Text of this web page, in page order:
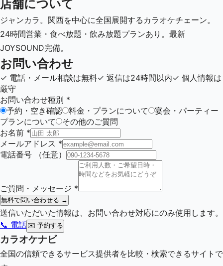
店舗について
ジャンカラ。関西を中心に全国展開するカラオケチェーン。
24時間営業・食べ放題・飲み放題プランあり。最新
JOYSOUND完備。
お問い合わせ
✓ 電話・メール相談は無料✓ 返信は24時間以内✓ 個人情報は
厳守
お問い合わせ種別 *
予約・空き確認
料金・プランについて
宴会・パーティー
プランについて
その他のご質問
お名前 *
メールアドレス *
電話番号
（任意）
ご質問・メッセージ *
無料で問い合わせる →
送信いただいた情報は、お問い合わせ対応にのみ使用します。
📞 電話 ✉️ 予約する
カラオケナビ
全国の信頼できるサービス提供者を比較・検索できるサイトで